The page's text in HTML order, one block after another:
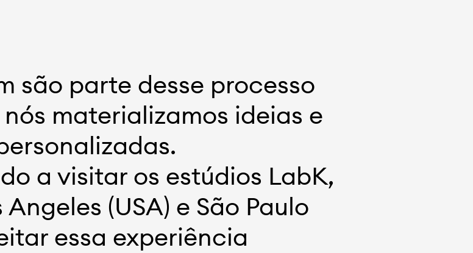
são parte desse processo
materializamos ideias e
a visitar os estúdios LabK,
(USA) e São Paulo
essa experiência